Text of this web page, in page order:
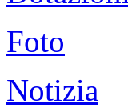
Foto
Notizia